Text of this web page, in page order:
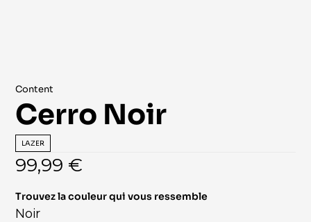
Content
Cerro Noir
LAZER
99,99 €
Trouvez la couleur qui vous ressemble
Noir